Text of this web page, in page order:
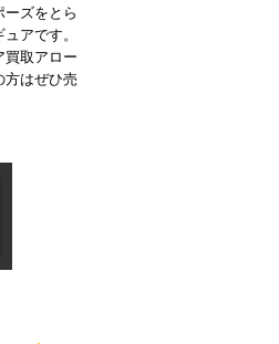
ズをとら
アです。
買取アロー
方はぜひ売